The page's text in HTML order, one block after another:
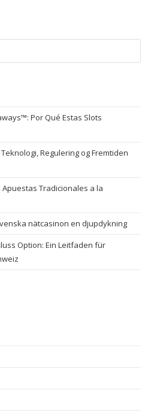
Por Qué Estas Slots
Regulering og Fremtiden
Apuestas Tradicionales a la
nätcasinon en djupdykning
Option: Ein Leitfaden für